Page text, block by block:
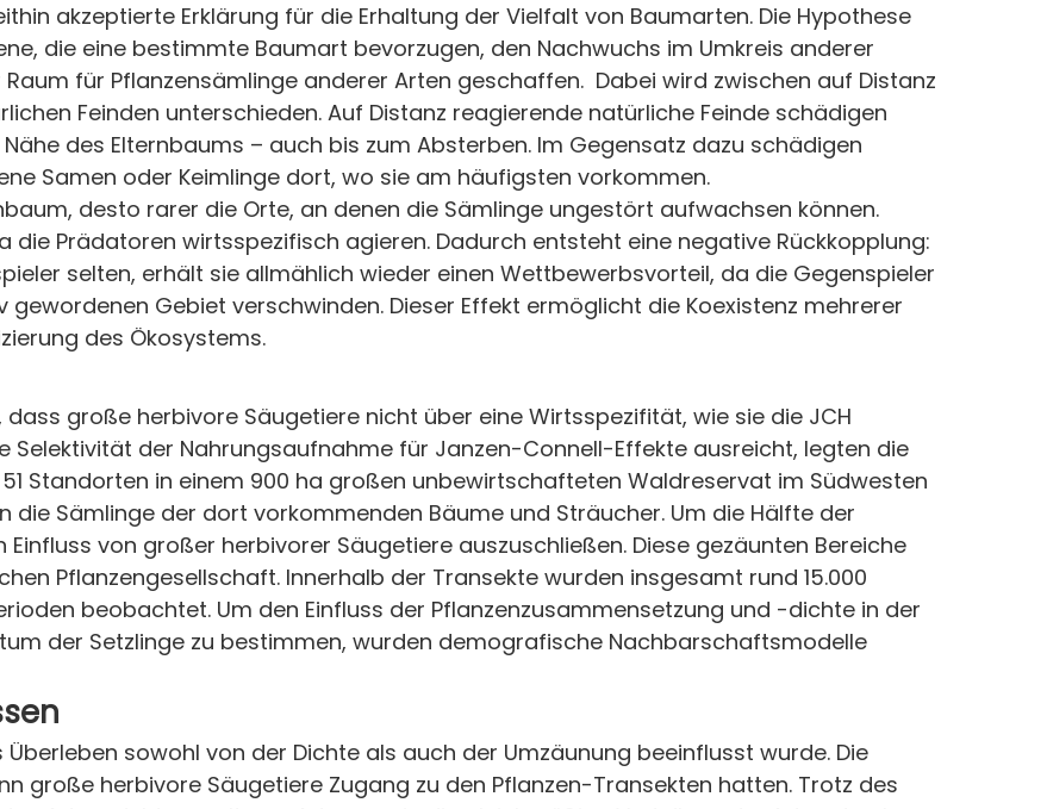
akzeptierte Erklärung für die Erhaltung der Vielfalt von Baumarten. Die Hypothese
die eine bestimmte Baumart bevorzugen, den Nachwuchs im Umkreis anderer
für Pflanzensämlinge anderer Arten geschaffen. Dabei wird zwischen auf Distanz
Feinden unterschieden. Auf Distanz reagierende natürliche Feinde schädigen
des Elternbaums – auch bis zum Absterben. Im Gegensatz dazu schädigen
Samen oder Keimlinge dort, wo sie am häufigsten vorkommen.
desto rarer die Orte, an denen die Sämlinge ungestört aufwachsen können.
Prädatoren wirtsspezifisch agieren. Dadurch entsteht eine negative Rückkopplung:
selten, erhält sie allmählich wieder einen Wettbewerbsvorteil, da die Gegenspieler
Gebiet verschwinden. Dieser Effekt ermöglicht die Koexistenz mehrerer
des Ökosystems.
große herbivore Säugetiere nicht über eine Wirtsspezifität, wie sie die JCH
Selektivität der Nahrungsaufnahme für Janzen-Connell-Effekte ausreicht, legten die
Standorten in einem 900 ha großen unbewirtschafteten Waldreservat im Südwesten
die Sämlinge der dort vorkommenden Bäume und Sträucher. Um die Hälfte der
von großer herbivorer Säugetiere auszuschließen. Diese gezäunten Bereiche
Pflanzengesellschaft. Innerhalb der Transekte wurden insgesamt rund 15.000
beobachtet. Um den Einfluss der Pflanzenzusammensetzung und -dichte in der
der Setzlinge zu bestimmen, wurden demografische Nachbarschaftsmodelle
sowohl von der Dichte als auch der Umzäunung beeinflusst wurde. Die
große herbivore Säugetiere Zugang zu den Pflanzen-Transekten hatten. Trotz des